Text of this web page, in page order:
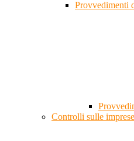
Provvedimenti
Controlli sulle imprese